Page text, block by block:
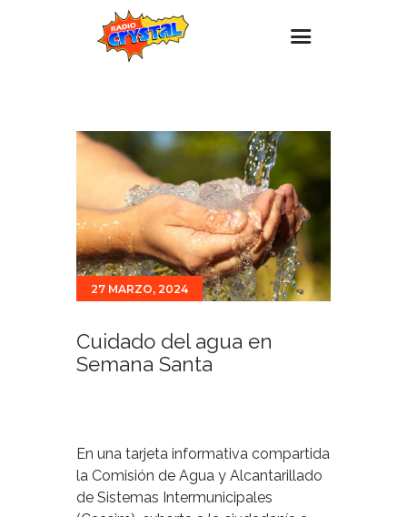
Estaciones
Eventos
Promociones
Noticias
Para ti
Contacto
27 MARZO, 2024
Cuidado del agua en
Semana Santa
En una tarjeta informativa compartida
la Comisión de Agua y Alcantarillado
de Sistemas Intermunicipales